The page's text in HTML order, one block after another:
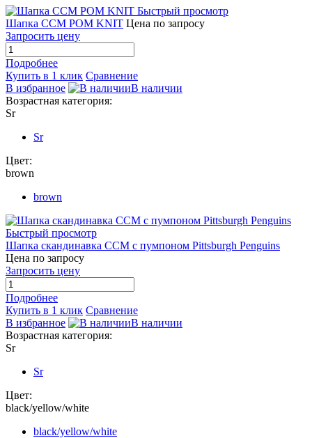
Быстрый просмотр
Шапка CCM POM KNIT Цена по запросу
Запросить цену
Подробнее
Купить в 1 клик Сравнение
В избранное
В наличии
Возрастная категория:
Sr
Sr
Цвет:
brown
brown
Быстрый просмотр
Шапка скандинавка CCM с пумпоном Pittsburgh Penguins
Цена по запросу
Запросить цену
Подробнее
Купить в 1 клик Сравнение
В избранное
В наличии
Возрастная категория:
Sr
Sr
Цвет:
black/yellow/white
black/yellow/white